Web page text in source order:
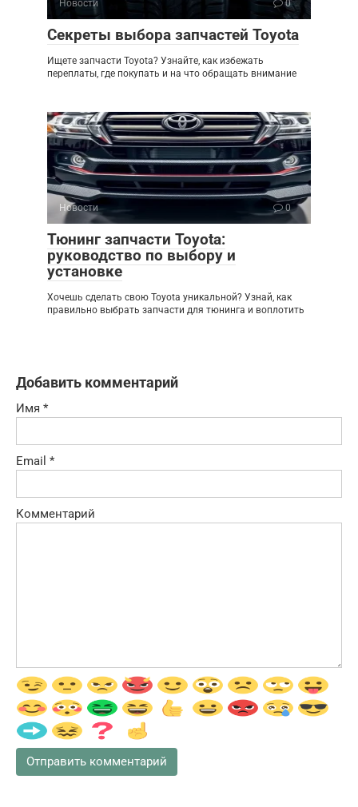
Новости 0
Секреты выбора запчастей Toyota
Ищете запчасти Toyota? Узнайте, как избежать
переплаты, где покупать и на что обращать внимание
Новости 0
Тюнинг запчасти Toyota:
руководство по выбору и
установке
Хочешь сделать свою Toyota уникальной? Узнай, как
правильно выбрать запчасти для тюнинга и воплотить
Добавить комментарий
Имя *
Email *
Комментарий